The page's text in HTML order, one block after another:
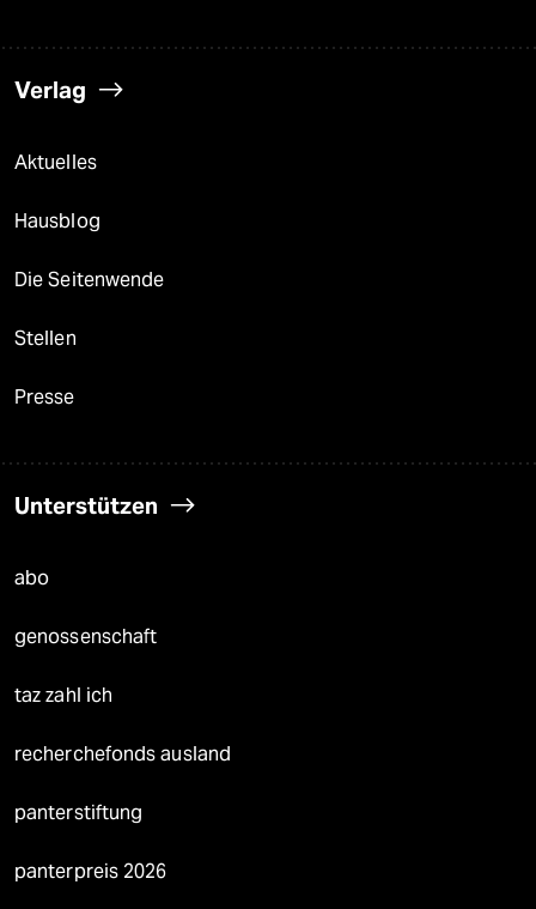
Verlag
Aktuelles
Hausblog
Die Seitenwende
Stellen
Presse
Unterstützen
abo
genossenschaft
taz zahl ich
recherchefonds ausland
panterstiftung
panterpreis 2026